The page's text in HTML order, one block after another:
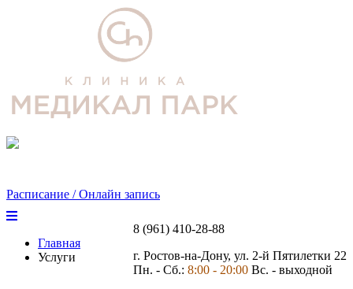
Расписание / Онлайн запись
8 (961) 410-28-88
г. Ростов-на-Дону, ул. 2-й Пятилетки 22
Пн. - Сб.: 8:00 - 20:00 Вс. - выходной
Главная
Услуги